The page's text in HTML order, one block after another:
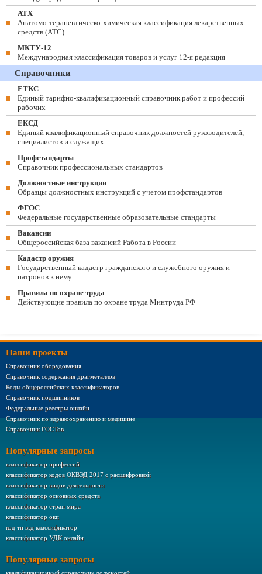
АТХ
Анатомо-терапевтическо-химическая классификация лекарственных
средств (ATC)
МКТУ-12
Международная классификация товаров и услуг 12-я редакция
Справочники
ЕТКС
Единый тарифно-квалификационный справочник работ и профессий
рабочих
ЕКСД
Единый квалификационный справочник должностей руководителей,
специалистов и служащих
Профстандарты
Справочник профессиональных стандартов
Должностные инструкции
Образцы должностных инструкций с учетом профстандартов
ФГОС
Федеральные государственные образовательные стандарты
Вакансии
Общероссийская база вакансий Работа в России
Кадастр оружия
Государственный кадастр гражданского и служебного оружия и
патронов к нему
Правила по охране труда
Действующие правила по охране труда Минтруда РФ
Наши проекты
Справочник оборудования
Справочник содержания драгметаллов
Коды общероссийских классификаторов
Справочник подшипников
Федеральные реестры онлайн
Справочник по здравоохранению и медицине
Справочник ГОСТов
Популярные запросы
классификатор профессий
классификатор кодов ОКВЭД 2017 с расшифровкой
классификатор видов деятельности
классификатор основных средств
классификатор стран мира
классификатор окп
код тн вэд классификатор
классификатор УДК онлайн
Популярные запросы